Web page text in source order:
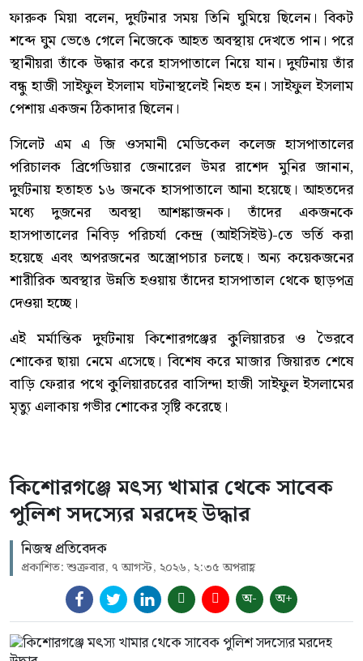
ফারুক মিয়া বলেন, দুর্ঘটনার সময় তিনি ঘুমিয়ে ছিলেন। বিকট
শব্দে ঘুম ভেঙে গেলে নিজেকে আহত অবস্থায় দেখতে পান। পরে
স্থানীয়রা তাঁকে উদ্ধার করে হাসপাতালে নিয়ে যান। দুর্ঘটনায় তাঁর
বন্ধু হাজী সাইফুল ইসলাম ঘটনাস্থলেই নিহত হন। সাইফুল ইসলাম
পেশায় একজন ঠিকাদার ছিলেন।
সিলেট এম এ জি ওসমানী মেডিকেল কলেজ হাসপাতালের
পরিচালক ব্রিগেডিয়ার জেনারেল উমর রাশেদ মুনির জানান,
দুর্ঘটনায় হতাহত ১৬ জনকে হাসপাতালে আনা হয়েছে। আহতদের
মধ্যে দুজনের অবস্থা আশঙ্কাজনক। তাঁদের একজনকে
হাসপাতালের নিবিড় পরিচর্যা কেন্দ্র (আইসিইউ)-তে ভর্তি করা
হয়েছে এবং অপরজনের অস্ত্রোপচার চলছে। অন্য কয়েকজনের
শারীরিক অবস্থার উন্নতি হওয়ায় তাঁদের হাসপাতাল থেকে ছাড়পত্র
দেওয়া হচ্ছে।
এই মর্মান্তিক দুর্ঘটনায় কিশোরগঞ্জের কুলিয়ারচর ও ভৈরবে
শোকের ছায়া নেমে এসেছে। বিশেষ করে মাজার জিয়ারত শেষে
বাড়ি ফেরার পথে কুলিয়ারচরের বাসিন্দা হাজী সাইফুল ইসলামের
মৃত্যু এলাকায় গভীর শোকের সৃষ্টি করেছে।
কিশোরগঞ্জে মৎস্য খামার থেকে সাবেক
পুলিশ সদস্যের মরদেহ উদ্ধার
নিজস্ব প্রতিবেদক
প্রকাশিত: শুক্রবার, ৭ আগস্ট, ২০২৬, ২:৩৫ অপরাহ্ণ
অ- অ+